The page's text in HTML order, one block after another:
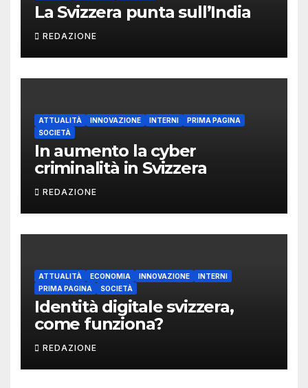
La Svizzera punta sull’India
REDAZIONE
ATTUALITÀ INNOVAZIONE INTERNI
PRIMA PAGINA
SOCIETÀ
In aumento la cyber
criminalità in Svizzera
REDAZIONE
ATTUALITÀ ECONOMIA INNOVAZIONE
INTERNI
PRIMA PAGINA
SOCIETÀ
Identità digitale svizzera,
come funziona?
REDAZIONE